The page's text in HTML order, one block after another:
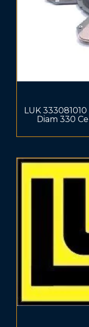
LUK
Diam 330